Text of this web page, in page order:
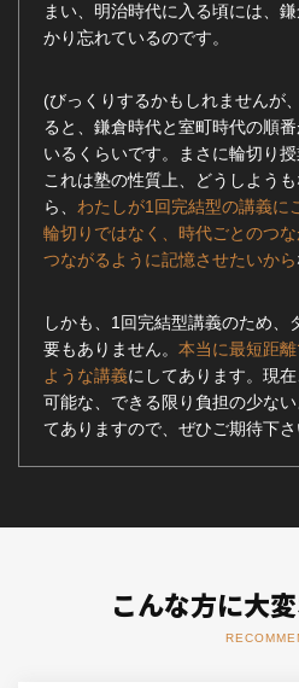
まい、明治時代に入る頃には、
かり忘れているのです。
(びっくりするかもしれませんが
ると、鎌倉時代と室町時代の順
いるくらいです。まさに輪切り
これは塾の性質上、どうしよう
ら、 わたしが1回完結型の講義に
輪切りではなく、時代ごとのつ
つながるように記憶させたいから
しかも、1回完結型講義のため、
要もありません。 本当に最短距
ような講義にしてあります。現
可能な、できる限り負担の少な
てありますので、ぜひご期待下さ
こんな方に大